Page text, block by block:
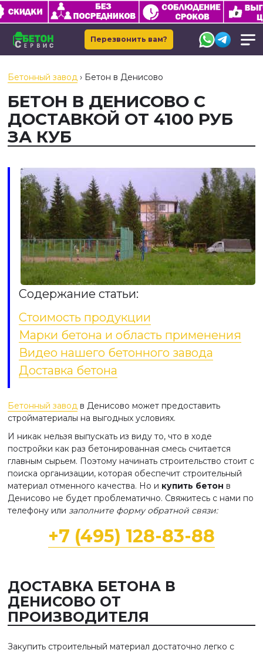
Перезвонить вам?
Бетонный завод › Бетон в Денисово
БЕТОН В ДЕНИСОВО С
ДОСТАВКОЙ ОТ 4100 РУБ
ЗА КУБ
Содержание статьи:
Стоимость продукции
Марки бетона и область применения
Видео нашего бетонного завода
Доставка бетона
Бетонный завод в Денисово может предоставить
стройматериалы на выгодных условиях.
И никак нельзя выпускать из виду то, что в ходе
постройки как раз бетонированная смесь считается
главным сырьем. Поэтому начинать строительство стоит с
поиска организации, которая обеспечит строительный
материал отменного качества. Но и купить бетон в
Денисово не будет проблематично. Свяжитесь с нами по
телефону или заполните форму обратной связи:
+7 (495) 128-83-88
ДОСТАВКА БЕТОНА В
ДЕНИСОВО ОТ
ПРОИЗВОДИТЕЛЯ
Закупить строительный материал достаточно легко с